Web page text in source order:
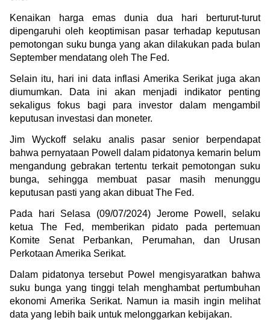
Kenaikan harga emas dunia dua hari berturut-turut
dipengaruhi oleh keoptimisan pasar terhadap keputusan
pemotongan suku bunga yang akan dilakukan pada bulan
September mendatang oleh The Fed.
Selain itu, hari ini data inflasi Amerika Serikat juga akan
diumumkan. Data ini akan menjadi indikator penting
sekaligus fokus bagi para investor dalam mengambil
keputusan investasi dan moneter.
Jim Wyckoff selaku analis pasar senior berpendapat
bahwa pernyataan Powell dalam pidatonya kemarin belum
mengandung gebrakan tertentu terkait pemotongan suku
bunga, sehingga membuat pasar masih menunggu
keputusan pasti yang akan dibuat The Fed.
Pada hari Selasa (09/07/2024) Jerome Powell, selaku
ketua The Fed, memberikan pidato pada pertemuan
Komite Senat Perbankan, Perumahan, dan Urusan
Perkotaan Amerika Serikat.
Dalam pidatonya tersebut Powel mengisyaratkan bahwa
suku bunga yang tinggi telah menghambat pertumbuhan
ekonomi Amerika Serikat. Namun ia masih ingin melihat
data yang lebih baik untuk melonggarkan kebijakan.